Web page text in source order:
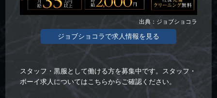
出典：ジョブショコラ
ジョブショコラで求人情報を見る
スタッフ・黒服として働ける方を募集中です。スタッフ・
ボーイ求人についてはこちらからご確認ください。